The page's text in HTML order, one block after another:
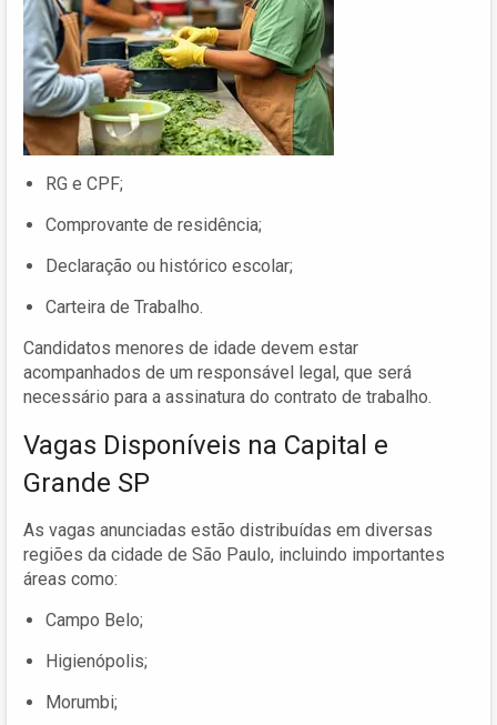
RG e CPF;
Comprovante de residência;
Declaração ou histórico escolar;
Carteira de Trabalho.
Candidatos menores de idade devem estar
acompanhados de um responsável legal, que será
necessário para a assinatura do contrato de trabalho.
Vagas Disponíveis na Capital e
Grande SP
As vagas anunciadas estão distribuídas em diversas
regiões da cidade de São Paulo, incluindo importantes
áreas como:
Campo Belo;
Higienópolis;
Morumbi;